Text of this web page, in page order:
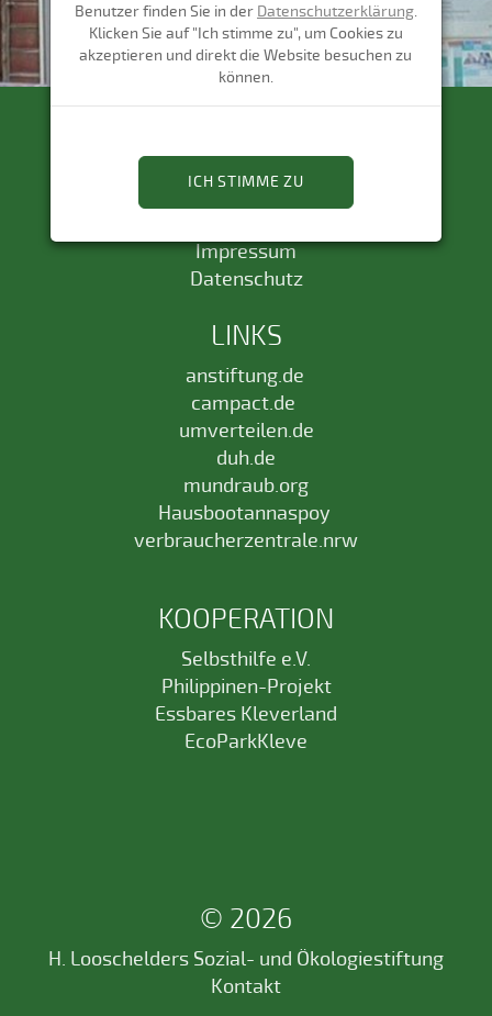
RECHTLICHES
Impressum
Datenschutz
LINKS
anstiftung.de
campact.de
umverteilen.de
duh.de
mundraub.org
Hausbootannaspoy
verbraucherzentrale.nrw
KOOPERATION
Selbsthilfe e.V.
Philippinen-Projekt
Essbares Kleverland
EcoParkKleve
© 2026
H. Looschelders Sozial- und Ökologiestiftung
Kontakt
Benutzer finden Sie in der Datenschutzerklärung.
Klicken Sie auf "Ich stimme zu", um Cookies zu
akzeptieren und direkt die Website besuchen zu
können.
ICH STIMME ZU